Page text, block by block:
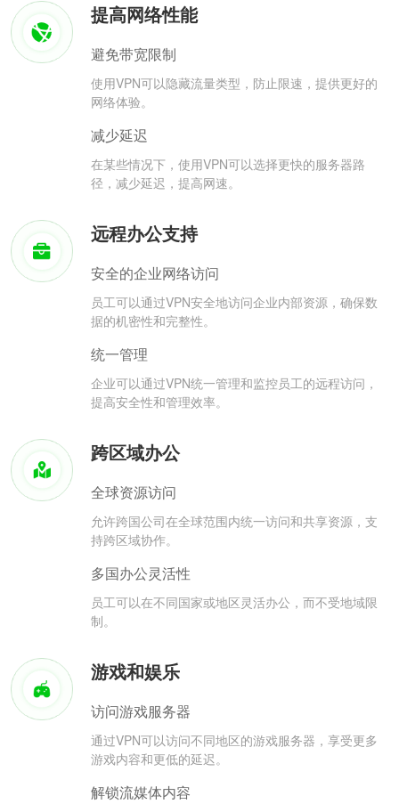
提高网络性能
避免带宽限制
使用VPN可以隐藏流量类型，防止限速，提供更好的
网络体验。
减少延迟
在某些情况下，使用VPN可以选择更快的服务器路
径，减少延迟，提高网速。
远程办公支持
安全的企业网络访问
员工可以通过VPN安全地访问企业内部资源，确保数
据的机密性和完整性。
统一管理
企业可以通过VPN统一管理和监控员工的远程访问，
提高安全性和管理效率。
跨区域办公
全球资源访问
允许跨国公司在全球范围内统一访问和共享资源，支
持跨区域协作。
多国办公灵活性
员工可以在不同国家或地区灵活办公，而不受地域限
制。
游戏和娱乐
访问游戏服务器
通过VPN可以访问不同地区的游戏服务器，享受更多
游戏内容和更低的延迟。
解锁流媒体内容